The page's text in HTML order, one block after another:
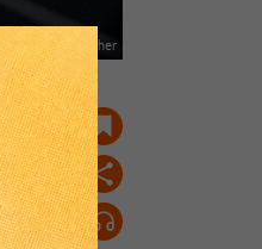
G0d4ather